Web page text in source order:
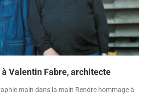
Valentin Fabre, architecte
main dans la main Rendre hommage à